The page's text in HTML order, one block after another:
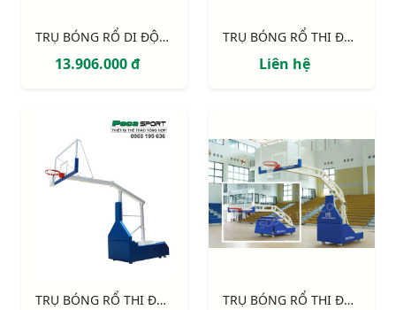
TRỤ BÓNG RỔ DI ĐỘNG S14627
13.906.000 đ
TRỤ BÓNG RỔ THI ĐẤU S14642 EPIC 120 - TẦM VƯƠN 1.20M
Liên hệ
TRỤ BÓNG RỔ THI ĐẤU S14645 EPIC 225 - TẦM VƯƠN 2.25M TRỤ BÓNG RỔ THI ĐẤU S14650 EPIC 325 - TẦM VƯƠN 3.25M